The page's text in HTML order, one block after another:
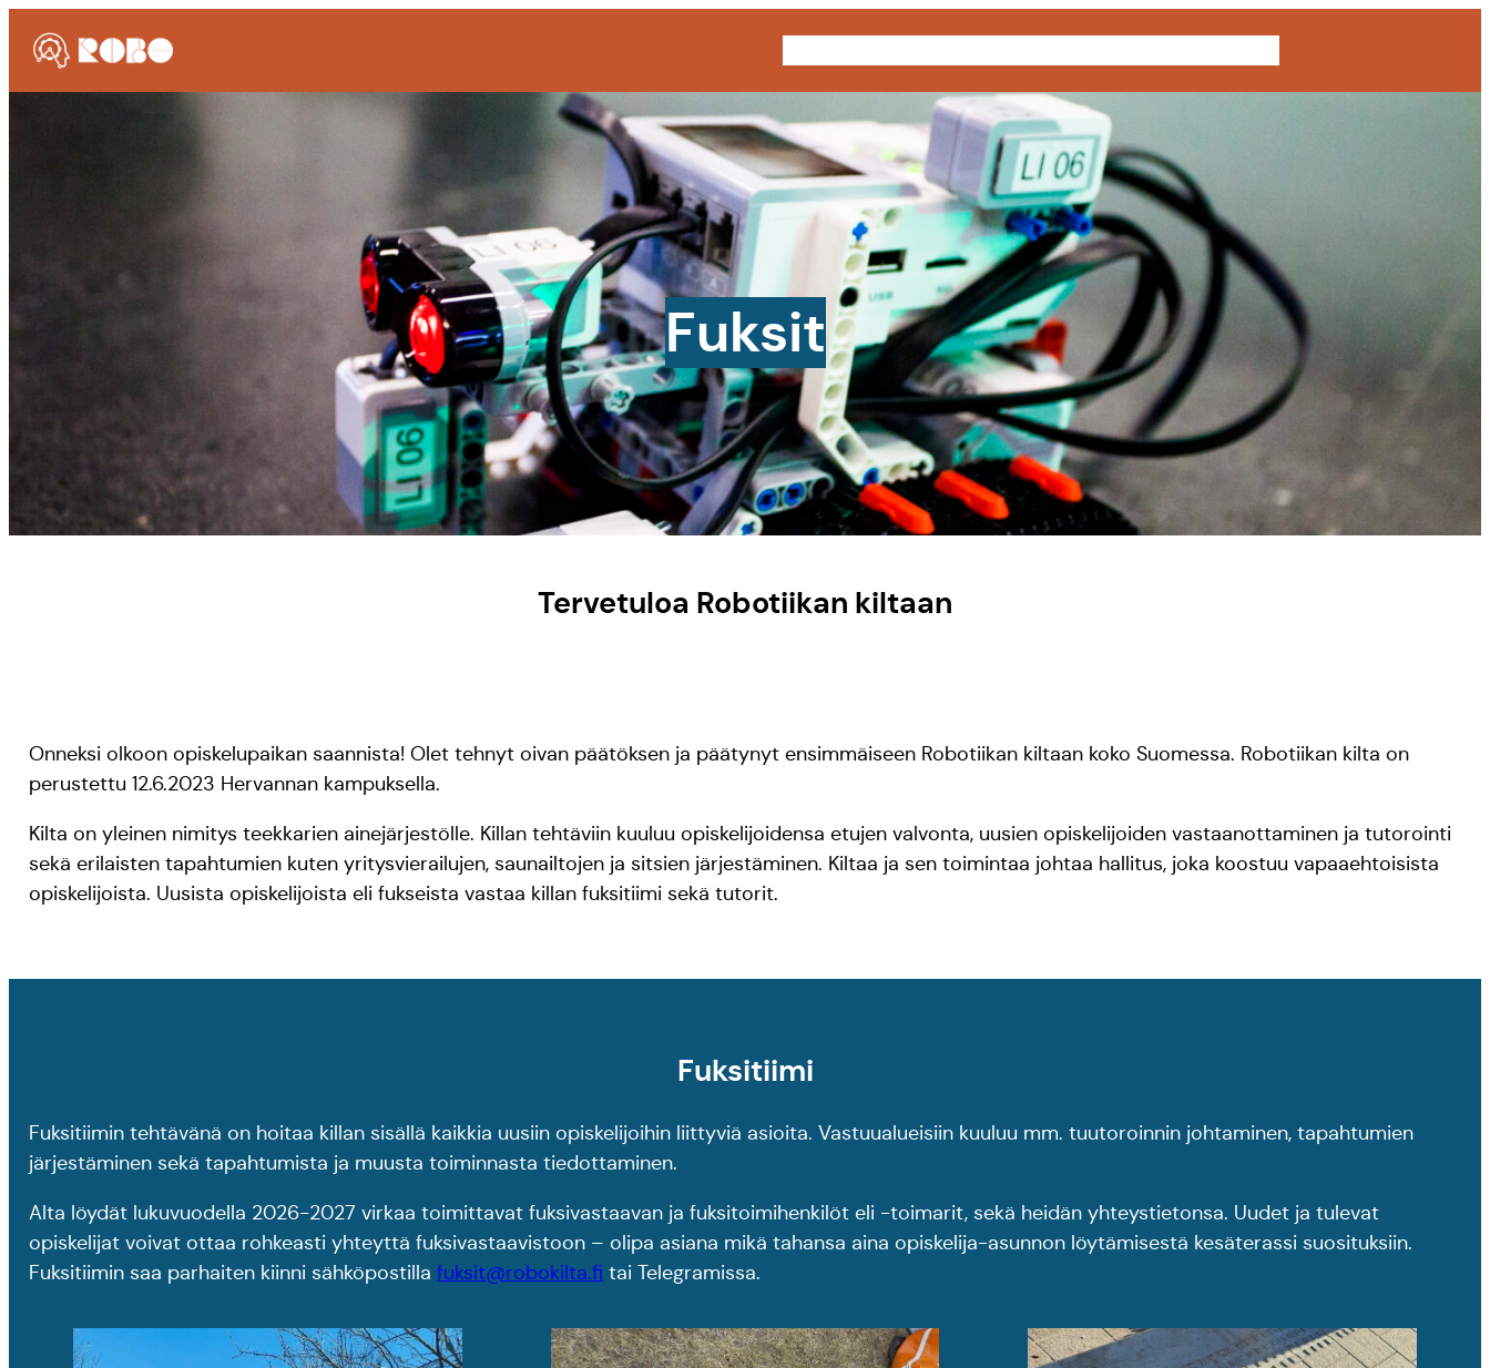
Fuksit
Tervetuloa Robotiikan kiltaan
Onneksi olkoon opiskelupaikan saannista! Olet tehnyt oivan päätöksen ja päätynyt ensimmäiseen Robotiikan kiltaan koko Suomessa. Robotiikan kilta on
perustettu 12.6.2023 Hervannan kampuksella.
Kilta on yleinen nimitys teekkarien ainejärjestölle. Killan tehtäviin kuuluu opiskelijoidensa etujen valvonta, uusien opiskelijoiden vastaanottaminen ja tutorointi
sekä erilaisten tapahtumien kuten yritysvierailujen, saunailtojen ja sitsien järjestäminen. Kiltaa ja sen toimintaa johtaa hallitus, joka koostuu vapaaehtoisista
opiskelijoista. Uusista opiskelijoista eli fukseista vastaa killan fuksitiimi sekä tutorit.
Fuksitiimi
Fuksitiimin tehtävänä on hoitaa killan sisällä kaikkia uusiin opiskelijoihin liittyviä asioita. Vastuualueisiin kuuluu mm. tuutoroinnin johtaminen, tapahtumien
järjestäminen sekä tapahtumista ja muusta toiminnasta tiedottaminen.
Alta löydät lukuvuodella 2026-2027 virkaa toimittavat fuksivastaavan ja fuksitoimihenkilöt eli -toimarit, sekä heidän yhteystietonsa. Uudet ja tulevat
opiskelijat voivat ottaa rohkeasti yhteyttä fuksivastaavistoon – olipa asiana mikä tahansa aina opiskelija-asunnon löytämisestä kesäterassi suosituksiin.
Fuksitiimin saa parhaiten kiinni sähköpostilla fuksit@robokilta.fi tai Telegramissa.